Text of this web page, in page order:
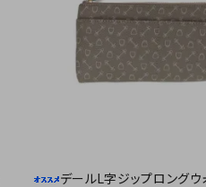
デールL字ジップロングウ